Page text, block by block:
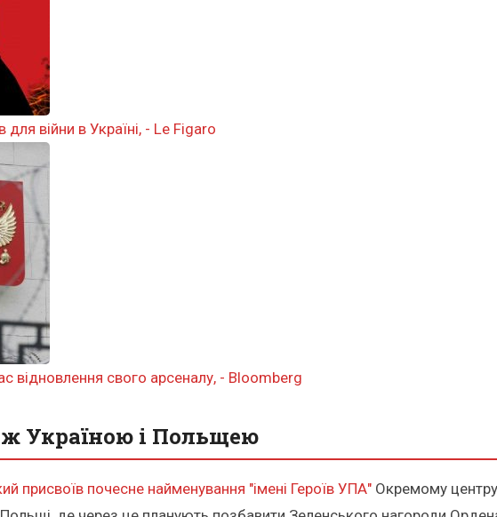
війни в Україні, - Le Figaro
відновлення свого арсеналу, - Bloomberg
Україною і Польщею
присвоїв почесне найменування "імені Героїв УПА" Окремому центру